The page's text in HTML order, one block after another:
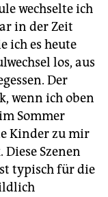
wechselte ich
in der Zeit
ich es heute
los, aus
Der
wenn ich oben
Sommer
Kinder zu mir
Szenen
typisch für die